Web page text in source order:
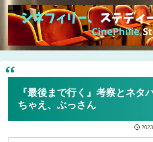
『最後まで行く』考察とネタ
ちゃえ、ぶっさん